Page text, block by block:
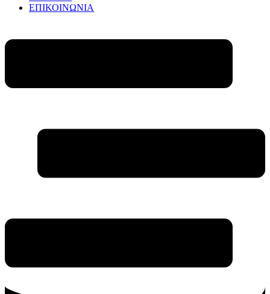
ΕΠΙΚΟΙΝΩΝΙΑ